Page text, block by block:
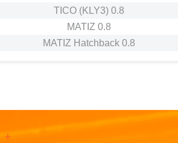
TICO (KLY3) 0.8
MATIZ 0.8
MATIZ Hatchback 0.8